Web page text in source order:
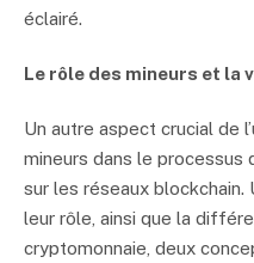
éclairé.
Le rôle des mineurs et la
Un autre aspect crucial de
mineurs dans le processus
sur les réseaux
leur rôle, ainsi que la
cryptomonnaie, deux